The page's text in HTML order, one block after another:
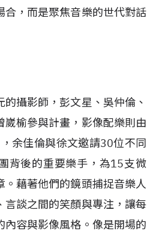
合，而是聚焦音樂的世代對話
攝影師，彭文星、吳仲倫、
崴榆參與計畫，影像配樂則由
余佳倫與徐文邀請30位不同
背後的重要樂手，為15支微
。藉著他們的鏡頭捕捉音樂人
言談之間的笑顏與專注，讓每
內容與影像風格。像是開場的